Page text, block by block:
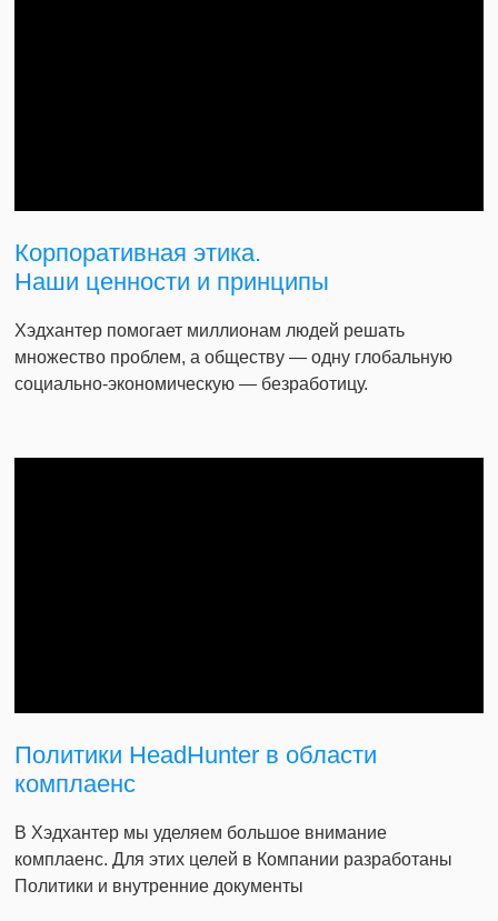
Корпоративная этика.
Наши ценности и принципы
Хэдхантер помогает миллионам людей решать
множество проблем, а обществу — одну глобальную
социально-экономическую — безработицу.
Политики HeadHunter в области
комплаенс
В Хэдхантер мы уделяем большое внимание
комплаенс. Для этих целей в Компании разработаны
Политики и внутренние документы